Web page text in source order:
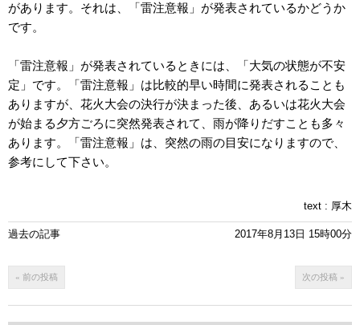
があります。それは、「雷注意報」が発表されているかどうか
です。
「雷注意報」が発表されているときには、「大気の状態が不安
定」です。「雷注意報」は比較的早い時間に発表されることも
ありますが、花火大会の決行が決まった後、あるいは花火大会
が始まる夕方ごろに突然発表されて、雨が降りだすことも多々
あります。「雷注意報」は、突然の雨の目安になりますので、
参考にして下さい。
text : 厚木
過去の記事 2017年8月13日 15時00分
« 前の投稿 次の投稿 »